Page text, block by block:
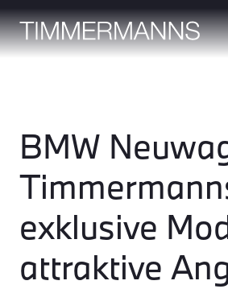
BMW
exklusive
attraktive